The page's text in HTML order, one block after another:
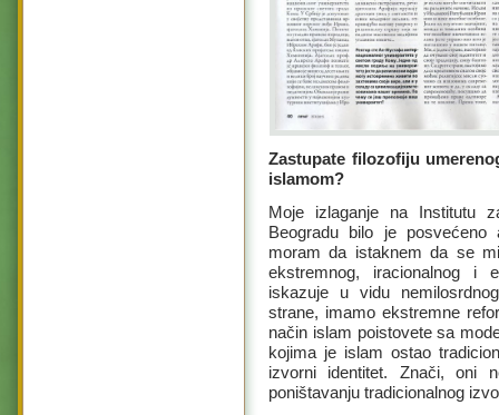
Zastupate filozofiju
islamom?
Moje izlaganje na Institutu
Beogradu bilo je posvećeno
moram da istaknem da se
ekstremnog, iracionalnog i
iskazuje u vidu
strane, imamo ekstremne
način islam poistovete sa
kojima je islam ostao
izvorni identitet. Znači, oni
poništavanju tradicionalnog